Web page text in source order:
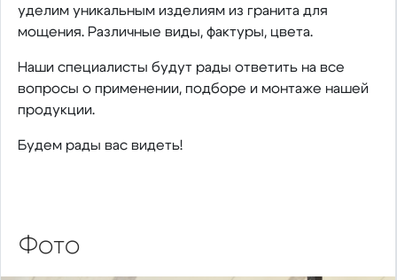
уделим уникальным изделиям из гранита для
мощения. Различные виды, фактуры, цвета.
Наши специалисты будут рады ответить на все
вопросы о применении, подборе и монтаже нашей
продукции.
Будем рады вас видеть!
Фото